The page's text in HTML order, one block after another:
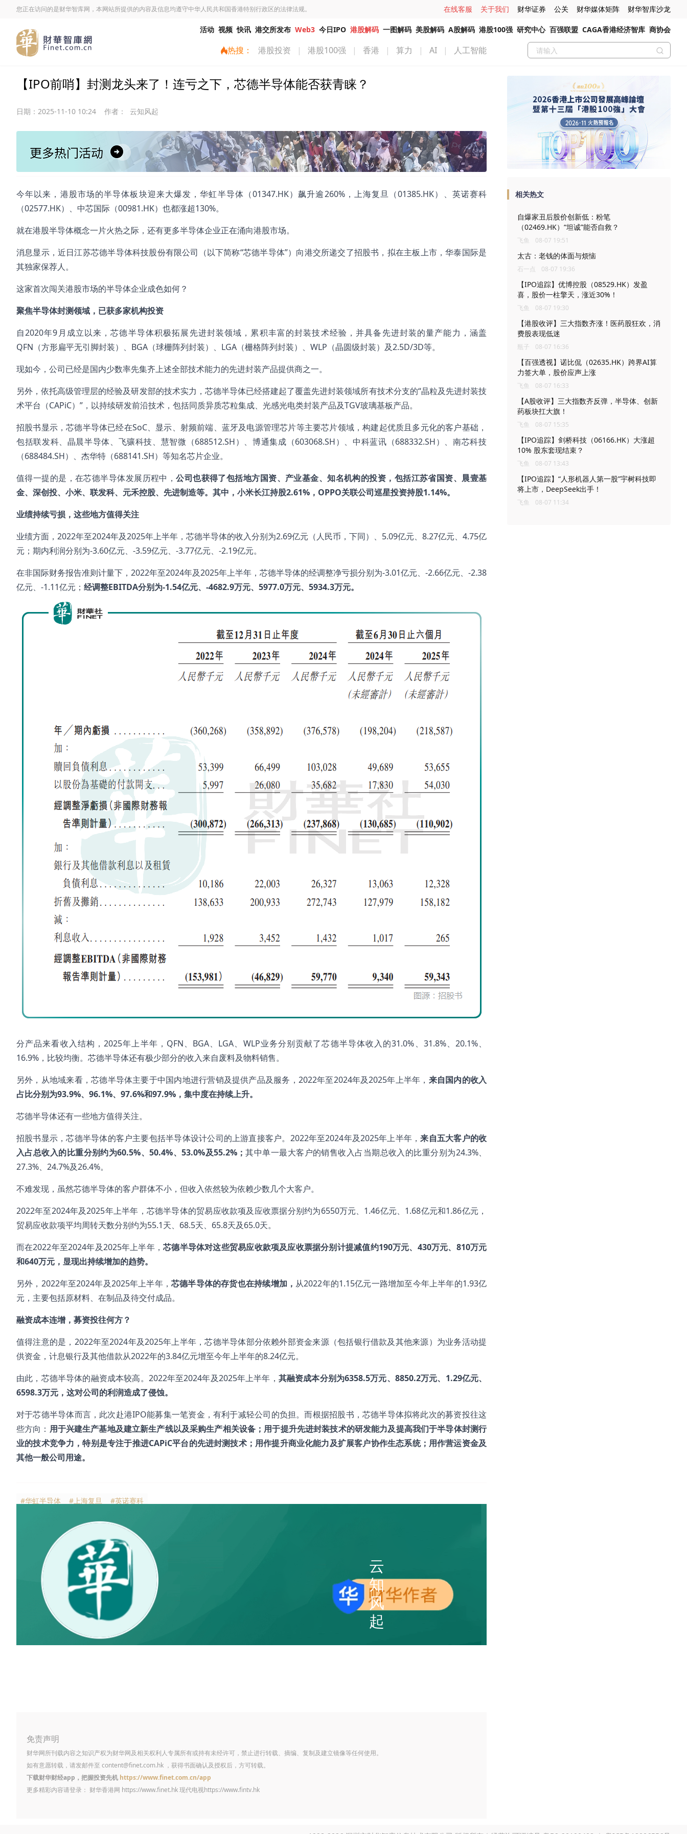
您正在访问的是财华智库网，本网站所提供的内容及信息均遵守中华人民共和国香港特别行政区的法律法规。 在线客服 关于我们 财华证券 公关 财华媒体矩阵 财华智库沙龙
活动 视频 快讯 港交所发布 Web3 今日IPO 港股解码 一图解码 美股解码 A股解码 港股100强 研究中心 百强联盟 CAGA香港经济智库 商协会
热搜： 港股投资 | 港股100强 | 香港 | 算力 | AI | 人工智能
【IPO前哨】封测龙头来了！连亏之下，芯德半导体能否获青睐？
日期： 2025-11-10 10:24 作者： 云知风起
今年以来，港股市场的半导体板块迎来大爆发，华虹半导体（01347.HK）飙升逾260%，上海复旦（01385.HK）、英诺赛科
（02577.HK）、中芯国际（00981.HK）也都涨超130%。
就在港股半导体概念一片火热之际，还有更多半导体企业正在涌向港股市场。
消息显示，近日江苏芯德半导体科技股份有限公司（以下简称“芯德半导体”）向港交所递交了招股书，拟在主板上市，华泰国际是
其独家保荐人。
这家首次闯关港股市场的半导体企业成色如何？
聚焦半导体封测领域，已获多家机构投资
自2020年9月成立以来，芯德半导体积极拓展先进封装领域，累积丰富的封装技术经验，并具备先进封装的量产能力，涵盖
QFN（方形扁平无引脚封装）、BGA（球栅阵列封装）、LGA（栅格阵列封装）、WLP（晶圆级封装）及2.5D/3D等。
现如今，公司已经是国内少数率先集齐上述全部技术能力的先进封装产品提供商之一。
另外，依托高级管理层的经验及研发部的技术实力，芯德半导体已经搭建起了覆盖先进封装领域所有技术分支的“晶粒及先进封装技
术平台（CAPiC）”，以持续研发前沿技术，包括同质异质芯粒集成、光感光电类封装产品及TGV玻璃基板产品。
招股书显示，芯德半导体已经在SoC、显示、射频前端、蓝牙及电源管理芯片等主要芯片领域，构建起优质且多元化的客户基础，
包括联发科、晶晨半导体、飞骧科技、慧智微（688512.SH）、博通集成（603068.SH）、中科蓝讯（688332.SH）、南芯科技
（688484.SH）、杰华特（688141.SH）等知名芯片企业。
值得一提的是，在芯德半导体发展历程中，公司也获得了包括地方国资、产业基金、知名机构的投资，包括江苏省国资、晨壹基
金、深创投、小米、联发科、元禾控股、先进制造等。其中，小米长江持股2.61%，OPPO关联公司巡星投资持股1.14%。
业绩持续亏损，这些地方值得关注
业绩方面，2022年至2024年及2025年上半年，芯德半导体的收入分别为2.69亿元（人民币，下同）、5.09亿元、8.27亿元、4.75亿
元；期内利润分别为-3.60亿元、-3.59亿元、-3.77亿元、-2.19亿元。
在非国际财务报告准则计量下，2022年至2024年及2025年上半年，芯德半导体的经调整净亏损分别为-3.01亿元、-2.66亿元、-2.38
亿元、-1.11亿元； 经调整EBITDA分别为-1.54亿元、-4682.9万元、5977.0万元、5934.3万元。
分产品来看收入结构，2025年上半年，QFN、BGA、LGA、WLP业务分别贡献了芯德半导体收入的31.0%、31.8%、20.1%、
16.9%，比较均衡。芯德半导体还有极少部分的收入来自废料及物料销售。
另外，从地域来看，芯德半导体主要于中国内地进行营销及提供产品及服务，2022年至2024年及2025年上半年， 来自国内的收入
占比分别为93.9%、96.1%、97.6%和97.9%，集中度在持续上升。
芯德半导体还有一些地方值得关注。
招股书显示，芯德半导体的客户主要包括半导体设计公司的上游直接客户。2022年至2024年及2025年上半年，来自五大客户的收
入占总收入的比重分别约为60.5%、50.4%、53.0%及55.2%； 其中单一最大客户的销售收入占当期总收入的比重分别为24.3%、
27.3%、24.7%及26.4%。
不难发现，虽然芯德半导体的客户群体不小，但收入依然较为依赖少数几个大客户。
2022年至2024年及2025年上半年，芯德半导体的贸易应收款项及应收票据分别约为6550万元、1.46亿元、1.68亿元和1.86亿元，
贸易应收款项平均周转天数分别约为55.1天、68.5天、65.8天及65.0天。
而在2022年至2024年及2025年上半年，芯德半导体对这些贸易应收款项及应收票据分别计提减值约190万元、430万元、810万元
和640万元，显现出持续增加的趋势。
另外，2022年至2024年及2025年上半年，芯德半导体的存货也在持续增加， 从2022年的1.15亿元一路增加至今年上半年的1.93亿
元，主要包括原材料、在制品及待交付成品。
融资成本连增，募资投往何方？
值得注意的是，2022年至2024年及2025年上半年，芯德半导体部分依赖外部资金来源（包括银行借款及其他来源）为业务活动提
供资金，计息银行及其他借款从2022年的3.84亿元增至今年上半年的8.24亿元。
由此，芯德半导体的融资成本较高。2022年至2024年及2025年上半年， 其融资成本分别为6358.5万元、8850.2万元、1.29亿元、
6598.3万元，这对公司的利润造成了侵蚀。
对于芯德半导体而言，此次赴港IPO能募集一笔资金，有利于减轻公司的负担。而根据招股书，芯德半导体拟将此次的募资投往这
些方向： 用于兴建生产基地及建立新生产线以及采购生产相关设备；用于提升先进封装技术的研发能力及提高我们于半导体封测行
业的技术竞争力，特别是专注于推进CAPiC平台的先进封测技术；用作提升商业化能力及扩展客户协作生态系统；用作营运资金及
其他一般公司用途。
#华虹半导体 #上海复旦 #英诺赛科
云
知
风
起
免责声明
财华网所刊载内容之知识产权为财华网及相关权利人专属所有或持有未经许可，禁止进行转载、摘编、复制及建立镜像等任何使用。
如有意愿转载，请发邮件至 content@finet.com.hk ，获得书面确认及授权后，方可转载。
下载财华财经app，把握投资先机 https://www.finet.com.cn/app
更多精彩内容请登录： 财华香港网 https://www.finet.hk现代电视https://www.fintv.hk
相关热文
自爆家丑后股价创新低：粉笔
（02469.HK）“坦诚”能否自救？
飞鱼 08-07 19:51
太古：老钱的体面与烦恼
石一点 08-07 19:36
【IPO追踪】优博控股（08529.HK）发盈
喜，股价一柱擎天，涨近30%！
飞鱼 08-07 19:30
【港股收评】三大指数齐涨！医药股狂欢，消
费股表现低迷
瓶子 08-07 16:36
【百强透视】诺比侃（02635.HK）跨界AI算
力签大单，股价应声上涨
飞鱼 08-07 16:33
【A股收评】三大指数齐反弹，半导体、创新
药板块扛大旗！
飞鱼 08-07 15:35
【IPO追踪】剑桥科技（06166.HK）大涨超
10% 股东套现结束？
飞鱼 08-07 13:43
【IPO追踪】“人形机器人第一股”宇树科技即
将上市，DeepSeek出手！
飞鱼 08-07 11:34